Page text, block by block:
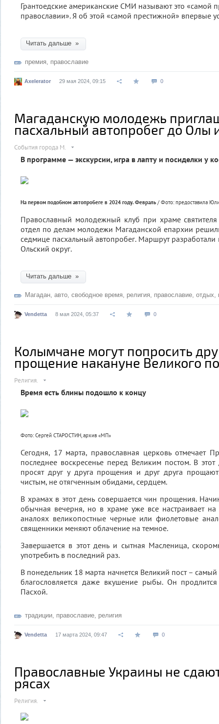
Грантоедские американские СМИ называют это «самой
православии». Я об этой «самой престижной» впервые
Читать дальше »
премия православие
Axelerator 29 мая 2024, 09:15 0
Магаданскую молодежь
пасхальный автопробег до Олы
События города М.
В программе — экскурсии, игра в лапту и посиделки у
На первом подобном автопробеге в 2024 году. Февраль / Фото: предоставила
Православный молодежный клуб при храме
отдел по делам молодежи Магаданской епархии
седмице пасхальный автопробег. Маршрут
Ольский округ.
Читать дальше »
Магадан авто свободное время религия православие отдых
Vendetta 8 мая 2024, 05:37 0
Колымчане могут попросить
прощение накануне Великого
Религия.
Время есть блины подошло к концу
Фото: Сергей СТАРОСТИН, архив «МП»
Сегодня, 17 марта, православная церковь отмечает
последнее воскресенье перед Великим постом. В
просят друг у друга прощения и друг друга
чистым, не отягченным обидами, сердцем.
В храмах в этот день совершается чин прощения.
обычная вечерня, но в храме уже все настраивает
аналоях великопостные черные или фиолетовые
священники меняют облачение на темное.
Завершается в этот день и сытная Масленица,
употребить в последний раз.
В понедельник 18 марта начнется Великий пост – самый
благословляется даже вкушение рыбы. Он
Пасхой.
традиции православие религия
Vendetta 17 марта 2024, 09:47 0
Православные Украины не
рясах
Религия.